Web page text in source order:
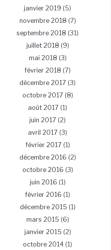
janvier 2019 (5)
novembre 2018 (7)
septembre 2018 (31)
juillet 2018 (9)
mai 2018 (3)
février 2018 (7)
décembre 2017 (3)
octobre 2017 (8)
août 2017 (1)
juin 2017 (2)
avril 2017 (3)
février 2017 (1)
décembre 2016 (2)
octobre 2016 (3)
juin 2016 (1)
février 2016 (1)
décembre 2015 (1)
mars 2015 (6)
janvier 2015 (2)
octobre 2014 (1)